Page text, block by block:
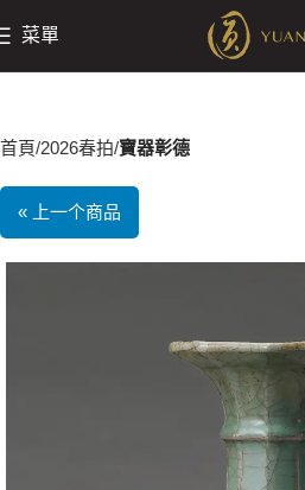
菜單
首頁 2026春拍 寶器彰德
« 上一个商品